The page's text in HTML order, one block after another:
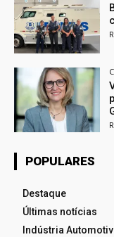
POPULARES
Destaque
Últimas notícias
Indústria